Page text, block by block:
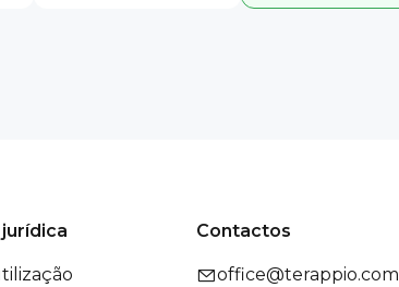
Contactos
office@terappio.com